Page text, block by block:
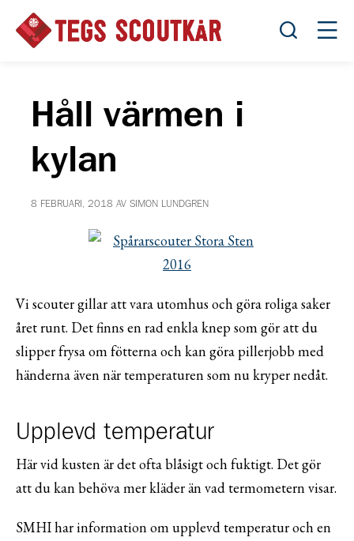
Öppna
Håll värmen i
kylan
8 FEBRUARI, 2018 AV SIMON LUNDGREN
Vi scouter gillar att vara utomhus och göra roliga saker
året runt. Det finns en rad enkla knep som gör att du
slipper frysa om fötterna och kan göra pillerjobb med
händerna även när temperaturen som nu kryper nedåt.
Upplevd temperatur
Här vid kusten är det ofta blåsigt och fuktigt. Det gör
att du kan behöva mer kläder än vad termometern visar.
SMHI har information om upplevd temperatur och en